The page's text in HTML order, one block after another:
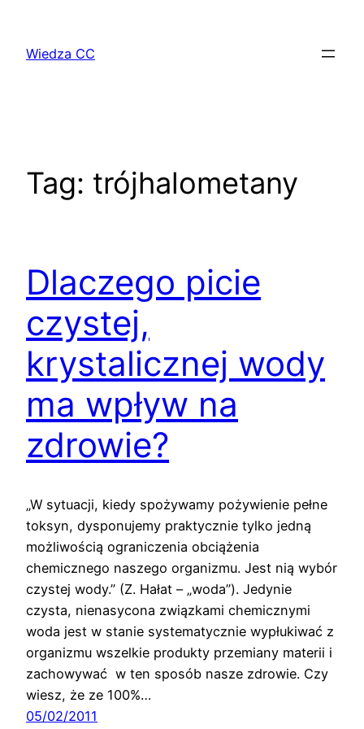
treściWiedza CC
Tag: trójhalometany
Dlaczego picie
czystej,
krystalicznej wody
ma wpływ na
zdrowie?
„W sytuacji, kiedy spożywamy pożywienie pełne
toksyn, dysponujemy praktycznie tylko jedną
możliwością ograniczenia obciążenia
chemicznego naszego organizmu. Jest nią wybór
czystej wody.” (Z. Hałat – „woda”). Jedynie
czysta, nienasycona związkami chemicznymi
woda jest w stanie systematycznie wypłukiwać z
organizmu wszelkie produkty przemiany materii i
zachowywać w ten sposób nasze zdrowie. Czy
wiesz, że ze 100%…
05/02/2011